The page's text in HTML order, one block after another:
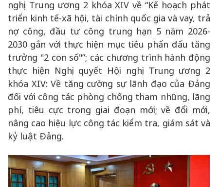
nghị Trung ương 2 khóa XIV về “Kế hoạch phát
triển kinh tế-xã hội, tài chính quốc gia và vay, trả
nợ công, đầu tư công trung hạn 5 năm 2026-
2030 gắn với thực hiện mục tiêu phấn đấu tăng
trưởng "2 con số"”; các chương trình hành động
thực hiện Nghị quyết Hội nghị Trung ương 2
khóa XIV: Về tăng cường sự lãnh đạo của Đảng
đối với công tác phòng chống tham nhũng, lãng
phí, tiêu cực trong giai đoạn mới; về đổi mới,
nâng cao hiệu lực công tác kiểm tra, giám sát và
kỷ luật Đảng.